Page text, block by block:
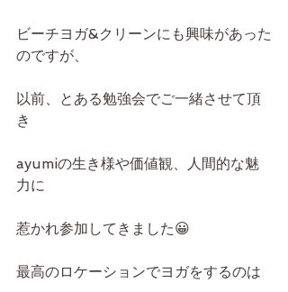
ビーチヨガ&クリーンにも興味があった
のですが、
以前、とある勉強会でご一緒させて頂
き
ayumiの生き様や価値観、人間的な魅
力に
惹かれ参加してきました😀
最高のロケーションでヨガをするのは